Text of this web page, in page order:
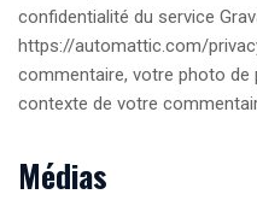
confidentialité du service
https://automattic.com/
commentaire, votre photo de
contexte de votre
Médias